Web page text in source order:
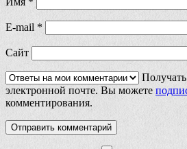
E-mail *
Сайт
электронной почте. Вы можете
комментирования.